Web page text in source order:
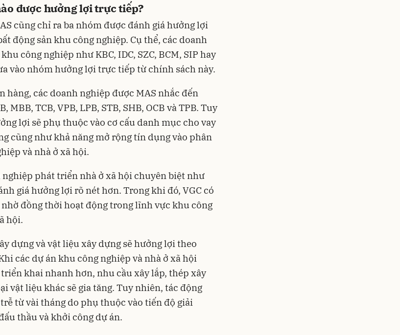
được hưởng lợi trực tiếp?
cũng chỉ ra ba nhóm được đánh giá hưởng lợi
động sản khu công nghiệp. Cụ thể, các doanh
công nghiệp như KBC, IDC, SZC, BCM, SIP hay
vào nhóm hưởng lợi trực tiếp từ chính sách này.
hàng, các doanh nghiệp được MAS nhắc đến
MBB, TCB, VPB, LPB, STB, SHB, OCB và TPB. Tuy
lợi sẽ phụ thuộc vào cơ cấu danh mục cho vay
cũng như khả năng mở rộng tín dụng vào phân
và nhà ở xã hội.
phát triển nhà ở xã hội chuyên biệt như
giá hưởng lợi rõ nét hơn. Trong khi đó, VGC có
đồng thời hoạt động trong lĩnh vực khu công
hội.
dựng và vật liệu xây dựng sẽ hưởng lợi theo
các dự án khu công nghiệp và nhà ở xã hội
khai nhanh hơn, nhu cầu xây lắp, thép xây
vật liệu khác sẽ gia tăng. Tuy nhiên, tác động
từ vài tháng do phụ thuộc vào tiến độ giải
thầu và khởi công dự án.